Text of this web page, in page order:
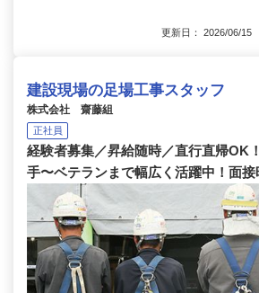
更新日： 2026/06/
建設現場の足場工事スタッフ
株式会社 齋藤組
正社員
経験者募集／昇給随時／直行直帰OK
手〜ベテランまで幅広く活躍中！面接